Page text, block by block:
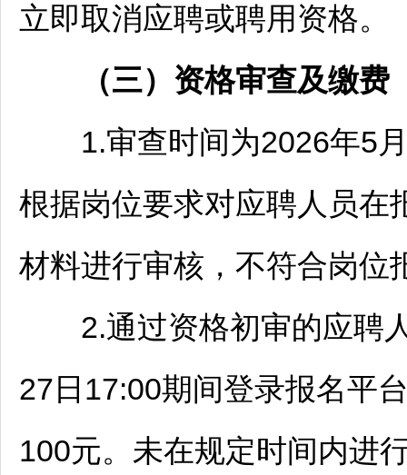
立即取消应聘或聘用资格。
（三）资格审查及缴费
1.审查时间为2026年5月
根据岗位要求对应聘人员在
材料进行审核，不符合岗位
2.通过资格初审的应聘人
27日17:00期间登录报名平
100元。未在规定时间内进